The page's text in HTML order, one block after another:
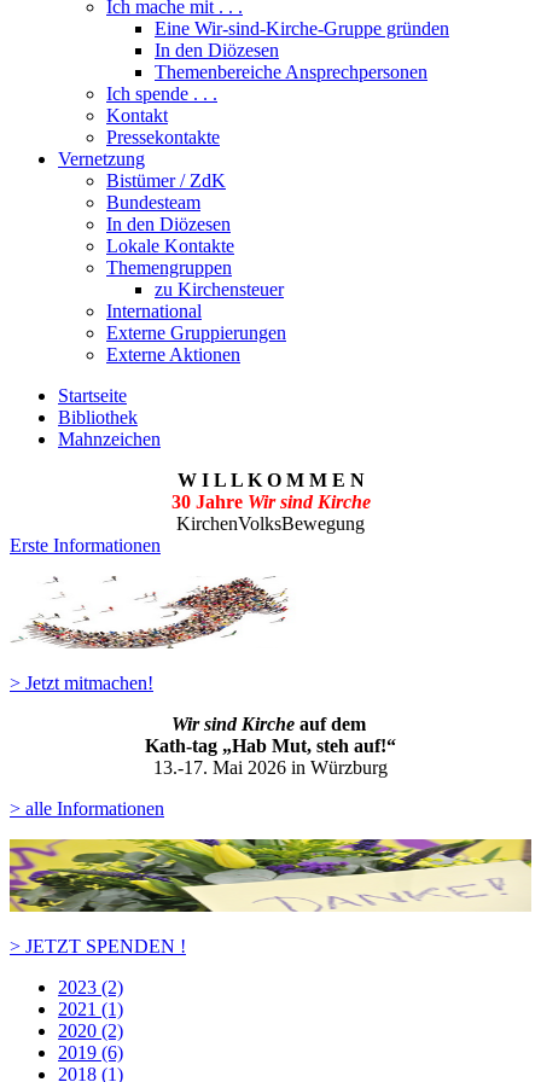
Ich mache mit . . .
Eine Wir-sind-Kirche-Gruppe gründen
In den Diözesen
Themenbereiche Ansprechpersonen
Ich spende . . .
Kontakt
Pressekontakte
Vernetzung
Bistümer / ZdK
Bundesteam
In den Diözesen
Lokale Kontakte
Themengruppen
zu Kirchensteuer
International
Externe Gruppierungen
Externe Aktionen
Startseite
Bibliothek
Mahnzeichen
W I L L K O M M E N
30 Jahre Wir sind Kirche
KirchenVolksBewegung
Erste Informationen
> Jetzt mitmachen!
Wir sind Kirche auf dem
Kath-tag „Hab Mut, steh auf!“
13.-17. Mai 2026 in Würzburg
> alle Informationen
> JETZT SPENDEN !
2023 (2)
2021 (1)
2020 (2)
2019 (6)
2018 (1)